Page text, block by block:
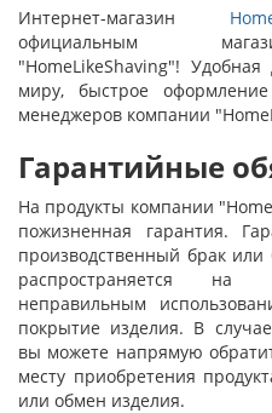
Интернет-магазин
официальным
"HomeLikeShaving"!
миру, быстрое
менеджеров компании
Гарантийные
На продукты компании
пожизненная гарантия.
производственный брак
распространяется на
неправильным
покрытие изделия. В
вы можете напрямую
месту приобретения
или обмен изделия.